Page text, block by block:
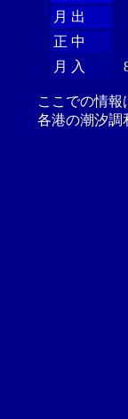
月 出
正 中
月 入
ここでの情
各港の潮汐調